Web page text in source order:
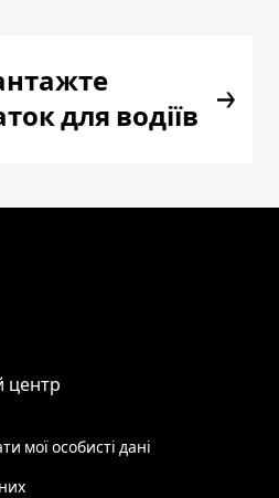
для водіїв
центр
мої особисті дані